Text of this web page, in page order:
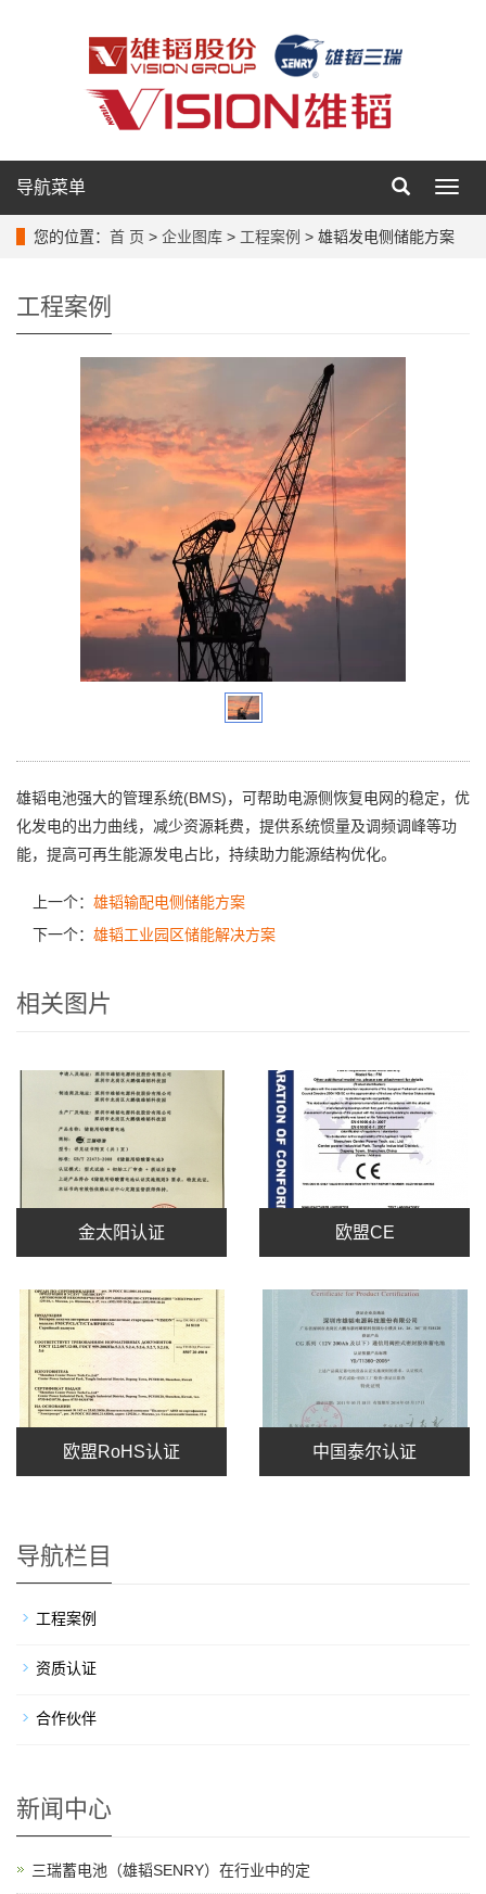
导
菜
导航菜单
您的位置： 首 页 > 企业图库 > 工程案例 > 雄韬发电侧储能方案
工程案例
雄韬电池强大的管理系统(BMS)，可帮助电源侧恢复电网的稳定，优
化发电的出力曲线，减少资源耗费，提供系统惯量及调频调峰等功
能，提高可再生能源发电占比，持续助力能源结构优化。
上一个： 雄韬输配电侧储能方案
下一个： 雄韬工业园区储能解决方案
相关图片
金太阳认证 欧盟CE
欧盟RoHS认证 中国泰尔认证
导航栏目
工程案例
资质认证
合作伙伴
新闻中心
三瑞蓄电池（雄韬SENRY）在行业中的定